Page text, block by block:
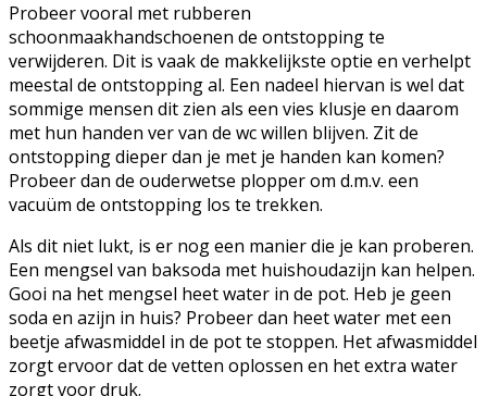
Probeer vooral met rubberen
schoonmaakhandschoenen de ontstopping te
verwijderen. Dit is vaak de makkelijkste optie en verhelpt
meestal de ontstopping al. Een nadeel hiervan is wel dat
sommige mensen dit zien als een vies klusje en daarom
met hun handen ver van de wc willen blijven. Zit de
ontstopping dieper dan je met je handen kan komen?
Probeer dan de ouderwetse plopper om d.m.v. een
vacuüm de ontstopping los te trekken.
Als dit niet lukt, is er nog een manier die je kan proberen.
Een mengsel van baksoda met huishoudazijn kan helpen.
Gooi na het mengsel heet water in de pot. Heb je geen
soda en azijn in huis? Probeer dan heet water met een
beetje afwasmiddel in de pot te stoppen. Het afwasmiddel
zorgt ervoor dat de vetten oplossen en het extra water
zorgt voor druk.